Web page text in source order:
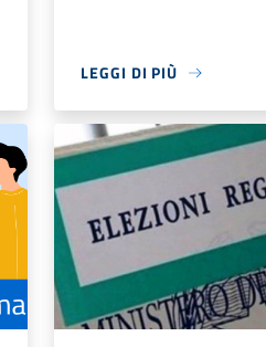
LEGGI DI PIÙ